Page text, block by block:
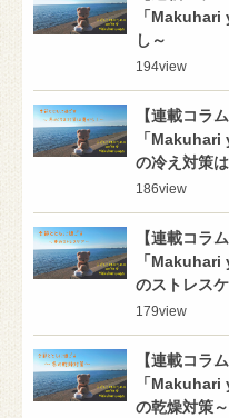
「Makuhari
し～
194view
【連載コラ
「Makuhari
の冷え対策
186view
【連載コラ
「Makuhari
のストレス
179view
【連載コラ
「Makuhari
の乾燥対策～